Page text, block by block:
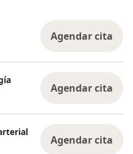
Agendar cita
Agendar cita
Agendar cita